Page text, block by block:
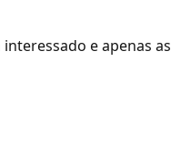
e apenas as